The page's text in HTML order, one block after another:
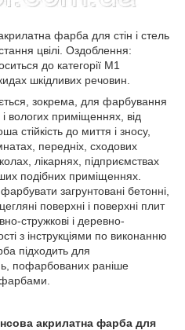
фарба для стін і стель
цвілі. Оздоблення:
до категорії М1
шкідливих речовин.
зокрема, для фарбування
і вологих приміщеннях, від
стійкість до миття і зносу,
передніх, сходових
лікарнях, підприємствах
подібних приміщеннях.
загрунтовані бетонні,
поверхні і поверхні плит
стружкові і деревно-
з інструкціями по виконанню
підходить для
пофарбованих раніше
акрилатна фарба для